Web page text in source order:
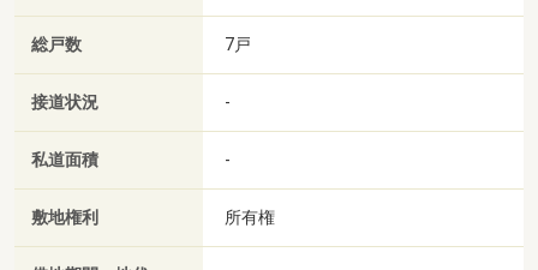
総戸数 7戸
接道状況 -
私道面積 -
敷地権利 所有権